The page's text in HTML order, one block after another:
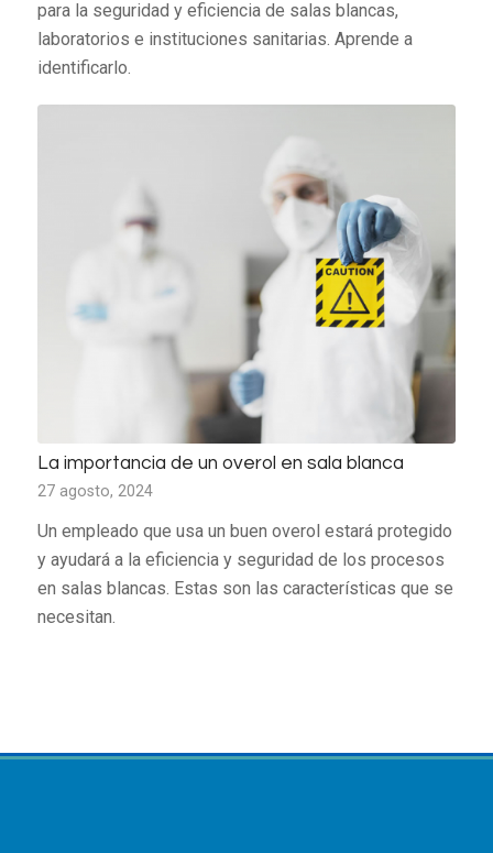
para la seguridad y eficiencia de salas blancas,
laboratorios e instituciones sanitarias. Aprende a
identificarlo.
La importancia de un overol en sala blanca
27 agosto, 2024
Un empleado que usa un buen overol estará protegido
y ayudará a la eficiencia y seguridad de los procesos
en salas blancas. Estas son las características que se
necesitan.